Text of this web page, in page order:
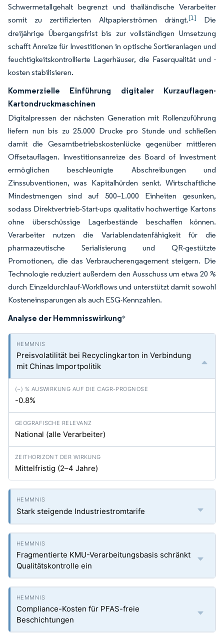
Schwermetallgehalt begrenzt und thailändische Verarbeiter
somit zu zertifizierten Altpapierströmen drängt.[1]
Die
dreijährige Übergangsfrist bis zur vollständigen Umsetzung
schafft Anreize für Investitionen in optische Sortieranlagen und
feuchtigkeitskontrollierte Lagerhäuser, die Faserqualität und -
kosten stabilisieren.
Kommerzielle Einführung digitaler Kurzauflagen-
Kartondruckmaschinen
Digitalpressen der nächsten Generation mit Rollenzuführung
liefern nun bis zu 25.000 Drucke pro Stunde und schließen
damit die Gesamtbetriebskostenlücke gegenüber mittleren
Offsetauflagen. Investitionsanreize des Board of Investment
ermöglichen beschleunigte Abschreibungen und
Zinssubventionen, was Kapitalhürden senkt. Wirtschaftliche
Mindestmengen sind auf 500–1.000 Einheiten gesunken,
sodass Direktvertrieb-Start-ups qualitativ hochwertige Kartons
ohne überschüssige Lagerbestände beschaffen können.
Verarbeiter nutzen die Variablendatenfähigkeit für die
pharmazeutische Serialisierung und QR-gestützte
Promotionen, die das Verbraucherengagement steigern. Die
Technologie reduziert außerdem den Ausschuss um etwa 20 %
durch Einzeldurchlauf-Workflows und unterstützt damit sowohl
Kosteneinsparungen als auch ESG-Kennzahlen.
Analyse der Hemmnisswirkung*
Preisvolatilität bei Recyclingkarton in Verbindung
mit Chinas Importpolitik
-0.8%
National (alle Verarbeiter)
Mittelfristig (2–4 Jahre)
Stark steigende Industriestromtarife
Fragmentierte KMU-Verarbeitungsbasis schränkt
Qualitätskontrolle ein
Compliance-Kosten für PFAS-freie
Beschichtungen